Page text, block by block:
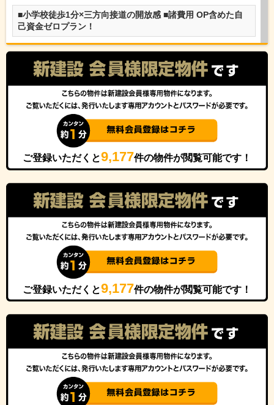
■小学校徒歩1分×三方向接道の開放感 ■諸費用 OP含めた自
己資金ゼロプラン！
ご登録いただくと9,177件の物件が閲覧可能です！
ご登録いただくと9,177件の物件が閲覧可能です！